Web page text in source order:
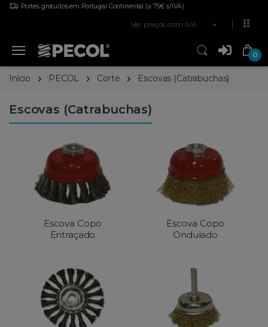
Portes gratuitos em Portugal Continental (≥ 75€ s/IVA)
Ver preços com IVA
0
Início PECOL Corte Escovas (Catrabuchas)
Escovas (Catrabuchas)
Escova Copo
Entraçado
Escova Copo
Ondulado